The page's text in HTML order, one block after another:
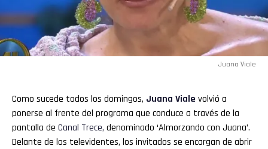
Juana Viale
Como sucede todos los domingos, Juana Viale volvió a
ponerse al frente del programa que conduce a través de la
pantalla de Canal Trece, denominado ‘Almorzando con Juana’.
Delante de los televidentes, los invitados se encargan de abrir